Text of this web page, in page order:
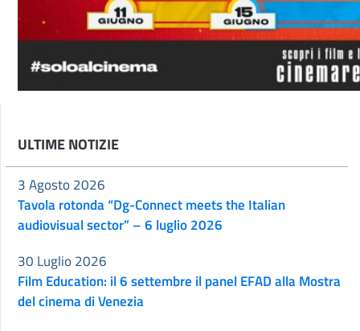
ULTIME NOTIZIE
Tavola rotonda “Dg-Connect meets the Italian
audiovisual sector” – 6 luglio 2026
3 Agosto 2026
Film Education: il 6 settembre il panel EFAD alla Mostra
del cinema di Venezia
30 Luglio 2026